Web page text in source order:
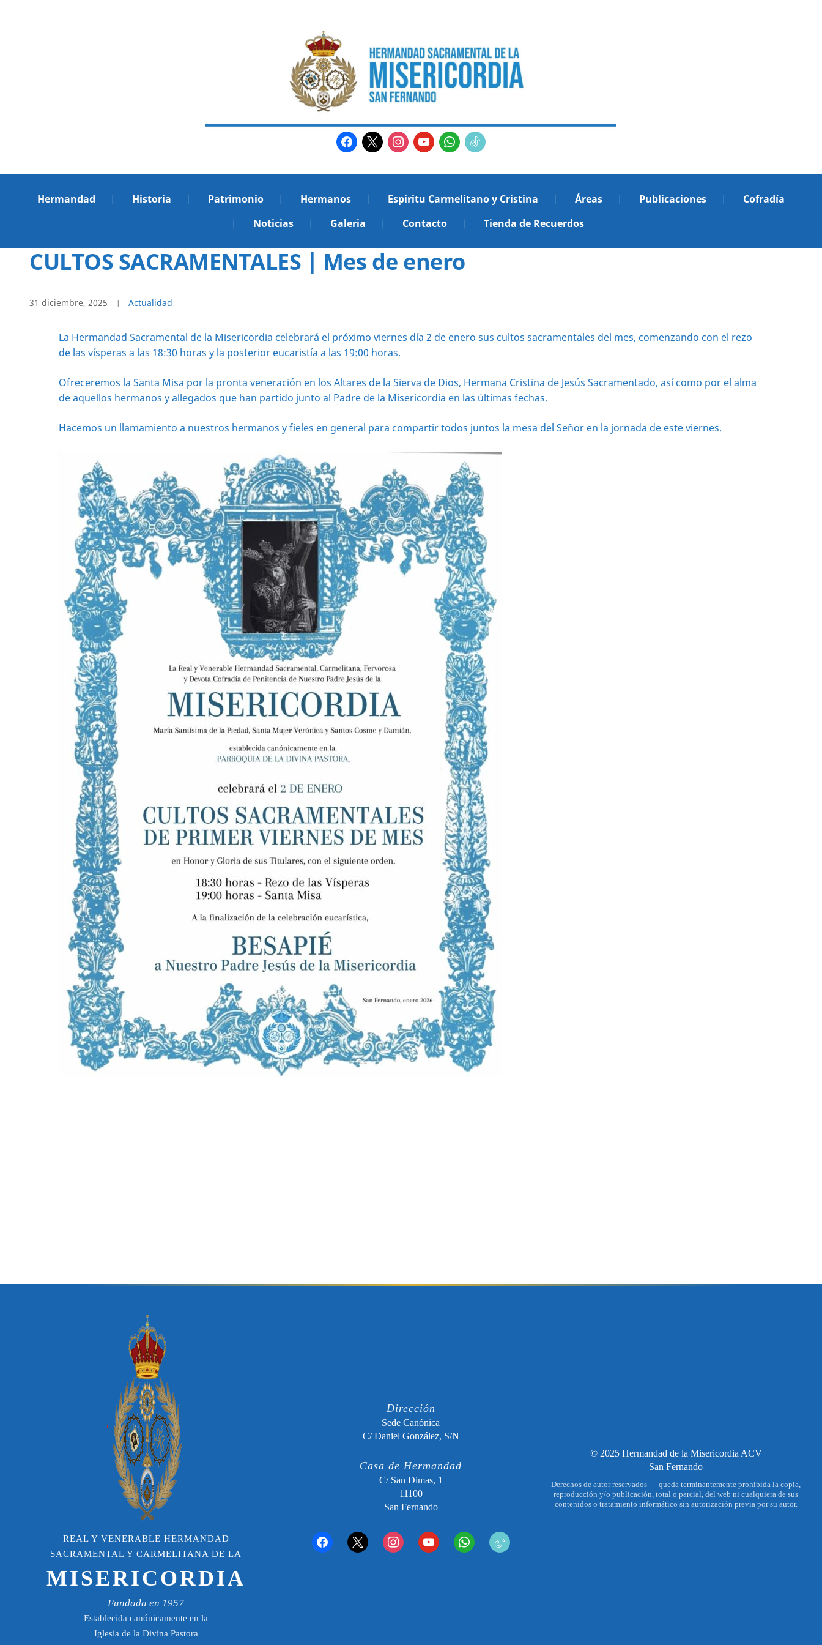
facebook
x instagram
youtubewhatsapp
tiktok2
Hermandad Historia Patrimonio Hermanos Espiritu Carmelitano y Cristina Áreas Publicaciones
Cofradía
Noticias
Galeria Contacto Tienda de Recuerdos
CULTOS SACRAMENTALES | Mes de enero
31 diciembre, 2025 Actualidad
La Hermandad Sacramental de la Misericordia celebrará el próximo viernes día 2 de enero sus cultos sacramentales del mes, comenzando con el rezo
de las vísperas a las 18:30 horas y la posterior eucaristía a las 19:00 horas.
Ofreceremos la Santa Misa por la pronta veneración en los Altares de la Sierva de Dios, Hermana Cristina de Jesús Sacramentado, así como por el alma
de aquellos hermanos y allegados que han partido junto al Padre de la Misericordia en las últimas fechas.
Hacemos un llamamiento a nuestros hermanos y fieles en general para compartir todos juntos la mesa del Señor en la jornada de este viernes.
REAL Y VENERABLE HERMANDAD
SACRAMENTAL Y CARMELITANA DE LA
MISERICORDIA
Fundada en 1957
Establecida canónicamente en la
Iglesia de la Divina Pastora
Dirección
Sede Canónica
C/ Daniel González, S/N
Casa de Hermandad
C/ San Dimas, 1
11100
San Fernando
facebook x instagramyoutube whatsapp tiktok2
© 2025 Hermandad de la Misericordia ACV
San Fernando
Derechos de autor reservados — queda terminantemente prohibida la copia,
reproducción y/o publicación, total o parcial, del web ni cualquiera de sus
contenidos o tratamiento informático sin autorización previa por su autor.